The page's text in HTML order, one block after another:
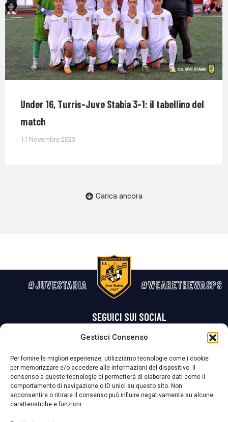
Gestisci Consenso
Per fornire le migliori esperienze, utilizziamo tecnologie come i cookie
per memorizzare e/o accedere alle informazioni del dispositivo. Il
consenso a queste tecnologie ci permetterà di elaborare dati come il
comportamento di navigazione o ID unici su questo sito. Non
acconsentire o ritirare il consenso può influire negativamente su alcune
caratteristiche e funzioni.
Under 16, Turris-Juve Stabia 3-1: il tabellino del
match
11 Novembre 2023
Carica ancora
#JUVESTABIA #WEARETHEWASPS
SEGUICI SUI SOCIAL
La Società ha nominato il Responsabile della Protezione dei Dati Personali (DPO), figura specializzata che vigila sulle modalità adottate dalla
nostra Società per tutelare i Suoi dati personali.